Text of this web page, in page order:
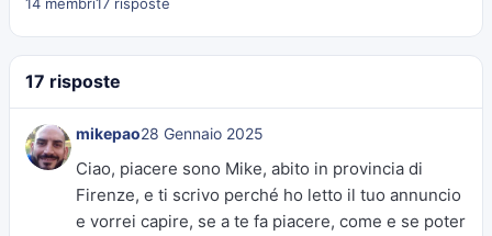
17 risposte
mikepao28 Gennaio 2025
Ciao, piacere sono Mike, abito in provincia di
Firenze, e ti scrivo perché ho letto il tuo annuncio
e vorrei capire, se a te fa piacere, come e se poter